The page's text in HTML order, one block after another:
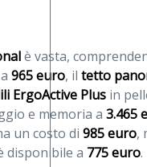
è vasta,
a 965 euro, il tetto
ErgoActive Plus in
e memoria a 3.465
un costo di 985 euro,
disponibile a 775 euro.